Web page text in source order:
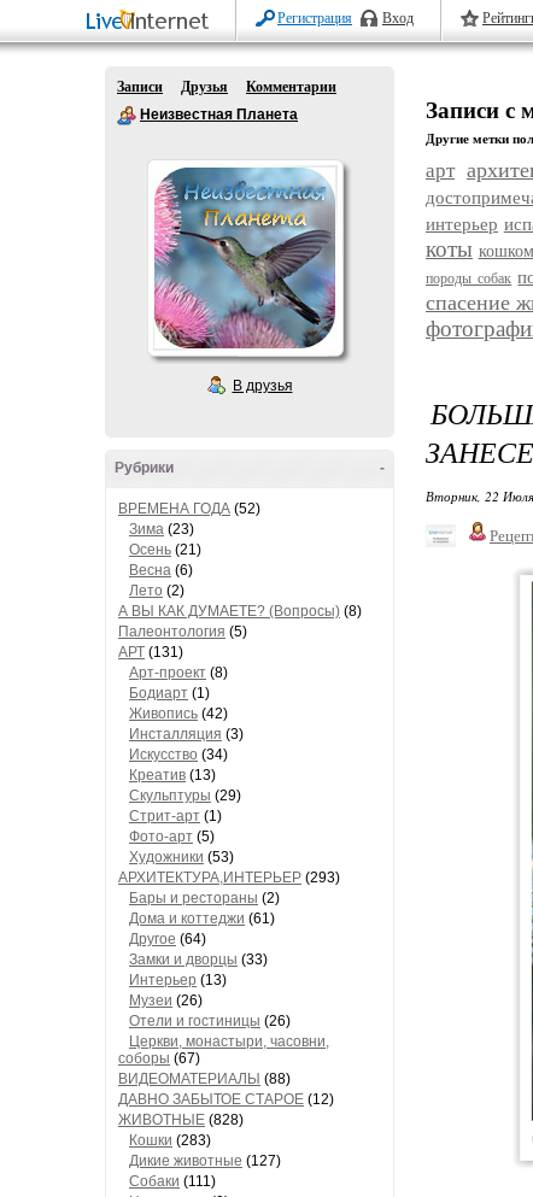
Регистрация Вход
Записи Друзья
Комментарии
Неизвестная Планета
В друзья
-
Рубрики
ВРЕМЕНА ГОДА (52)
Зима (23)
Осень (21)
Весна (6)
Лето (2)
А ВЫ КАК ДУМАЕТЕ? (Вопросы) (8)
Палеонтология (5)
АРТ (131)
Арт-проект (8)
Бодиарт (1)
Живопись (42)
Инсталляция (3)
Искусство (34)
Креатив (13)
Скульптуры (29)
Стрит-арт (1)
Фото-арт (5)
Художники (53)
АРХИТЕКТУРА,ИНТЕРЬЕР (293)
Бары и рестораны (2)
Дома и коттеджи (61)
Другое (64)
Замки и дворцы (33)
Интерьер (13)
Музеи (26)
Отели и гостиницы (26)
Церкви, монастыри, часовни,
соборы (67)
ВИДЕОМАТЕРИАЛЫ (88)
ДАВНО ЗАБЫТОЕ СТАРОЕ (12)
ЖИВОТНЫЕ (828)
Кошки (283)
Дикие животные (127)
Собаки (111)
Записи с
Другие метки
арт
интерьер
коты
породы собак
спасение
Вторник, 22